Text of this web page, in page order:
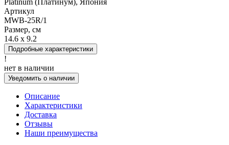
Артикул
MWB-25R/1
Размер, см
14.6 x 9.2
Подробные характеристики
!
нет в наличии
Уведомить о наличии
Описание
Характеристики
Доставка
Отзывы
Наши преимущества